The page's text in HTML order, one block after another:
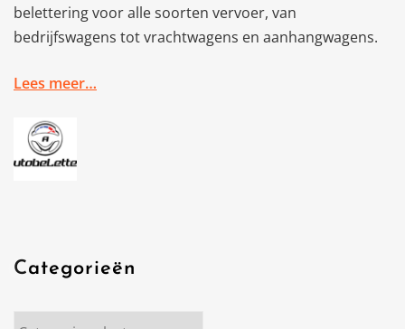
belettering voor alle soorten vervoer, van
bedrijfswagens tot vrachtwagens en aanhangwagens.
Lees meer…
Categorieën
Categorieën